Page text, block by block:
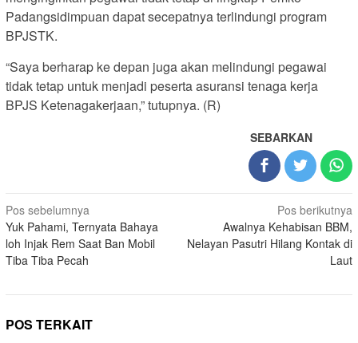
Padangsidimpuan dapat secepatnya terlindungi program
BPJSTK.
“Saya berharap ke depan juga akan melindungi pegawai
tidak tetap untuk menjadi peserta asuransi tenaga kerja
BPJS Ketenagakerjaan,” tutupnya. (R)
SEBARKAN
Navigasi
pos
Pos sebelumnya
Yuk Pahami, Ternyata Bahaya
loh Injak Rem Saat Ban Mobil
Tiba Tiba Pecah
Pos berikutnya
Awalnya Kehabisan BBM,
Nelayan Pasutri Hilang Kontak di
Laut
POS TERKAIT